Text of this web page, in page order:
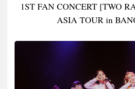
1ST FAN CONCERT [TWO
ASIA TOUR in